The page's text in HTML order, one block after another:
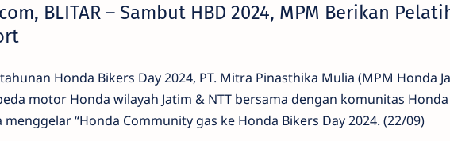
BLITAR – Sambut HBD 2024, MPM Berikan
Honda Bikers Day 2024, PT. Mitra Pinasthika Mulia (MPM Honda
motor Honda wilayah Jatim & NTT bersama dengan komunitas
“Honda Community gas ke Honda Bikers Day 2024. (22/09)